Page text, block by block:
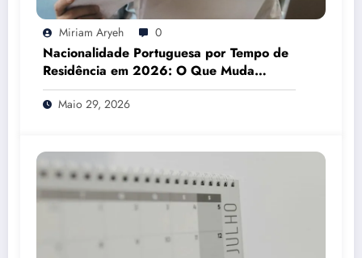
Miriam Aryeh 0
Nacionalidade Portuguesa por Tempo de
Residência em 2026: O Que Muda
Mesmo
Maio 29, 2026